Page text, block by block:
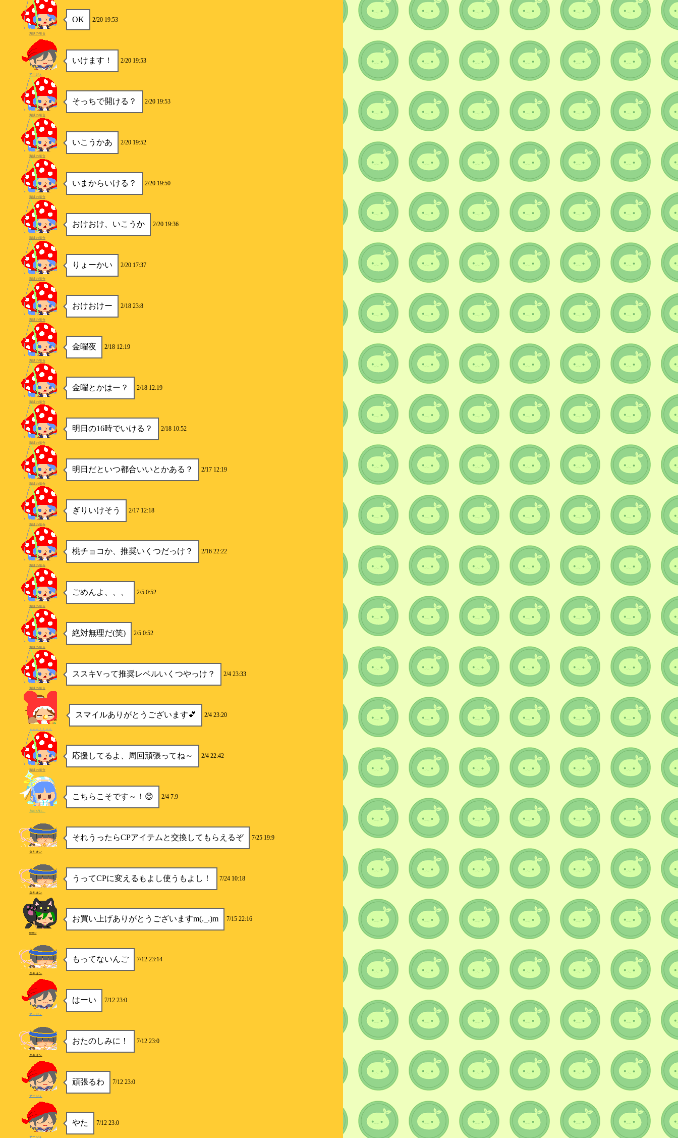
OK 2/20 19:53
海賊の場合
いけます！ 2/20 19:53
アージュ
そっちで開ける？ 2/20 19:53
海賊の場合
いこうかあ 2/20 19:52
海賊の場合
いまからいける？ 2/20 19:50
海賊の場合
おけおけ、いこうか 2/20 19:36
海賊の場合
りょーかい 2/20 17:37
海賊の場合
おけおけー 2/18 23:8
海賊の場合
金曜夜 2/18 12:19
海賊の場合
金曜とかはー？ 2/18 12:19
海賊の場合
明日の16時でいける？ 2/18 10:52
海賊の場合
明日だといつ都合いいとかある？ 2/17 12:19
海賊の場合
ぎりいけそう 2/17 12:18
海賊の場合
桃チョコか、推奨いくつだっけ？ 2/16 22:22
海賊の場合
ごめんよ、、、 2/5 0:52
海賊の場合
絶対無理だ(笑) 2/5 0:52
海賊の場合
ススキVって推奨レベルいくつやっけ？ 2/4 23:33
海賊の場合
スマイルありがとうございます💕 2/4 23:20
んんんんんんん
応援してるよ、周回頑張ってね～ 2/4 22:42
海賊の場合
こちらこそです～！😊 2/4 7:9
きのぴお。
それうったらCPアイテムと交換してもらえるぞ 7/25 19:9
タキオン
うってCPに変えるもよし使うもよし！ 7/24 10:18
タキオン
お買い上げありがとうございますm(._.)m 7/15 22:16
nemu
もってないんご 7/12 23:14
タキオン
はーい 7/12 23:0
アージュ
おたのしみに！ 7/12 23:0
タキオン
頑張るわ 7/12 23:0
アージュ
やた 7/12 23:0
アージュ